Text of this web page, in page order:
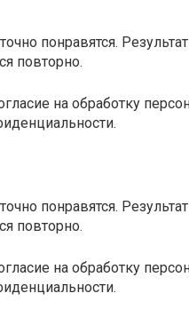
понравятся.
повторно.
на обработку
понравятся.
повторно.
на обработку